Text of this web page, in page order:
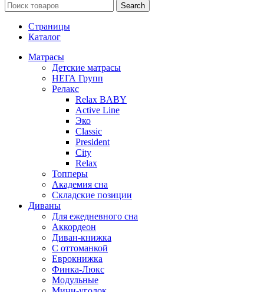
Search
Страницы
Каталог
Матрасы
Детские матрасы
НЕГА Групп
Релакс
Relax BABY
Active Line
Эко
Classic
President
City
Relax
Топперы
Академия сна
Складские позиции
Диваны
Для ежедневного сна
Аккордеон
Диван-книжка
С оттоманкой
Еврокнижка
Финка-Люкс
Модульные